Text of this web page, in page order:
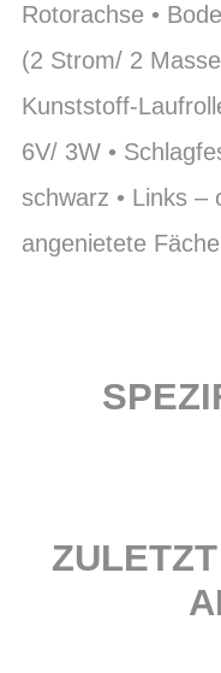
Rotorachse •
(2 Strom/ 2
Kunststoff-
6V/ 3W •
schwarz • Links –
angenietete